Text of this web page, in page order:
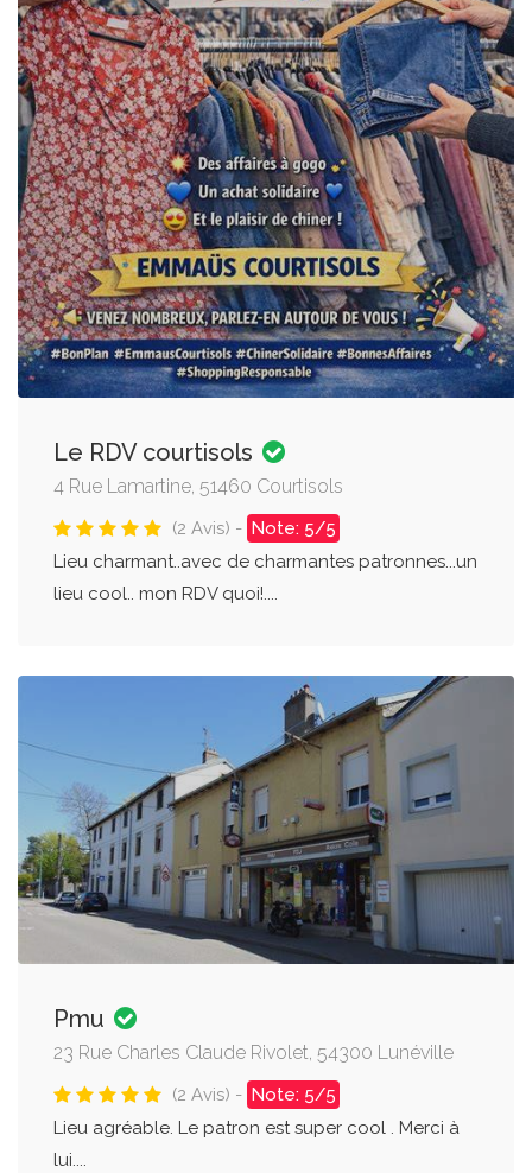
Le RDV courtisols
4 Rue Lamartine, 51460 Courtisols
(2 Avis) - Note: 5/5
Lieu charmant..avec de charmantes patronnes...un
lieu cool.. mon RDV quoi!....
Pmu
23 Rue Charles Claude Rivolet, 54300 Lunéville
(2 Avis) - Note: 5/5
Lieu agréable. Le patron est super cool . Merci à
lui....